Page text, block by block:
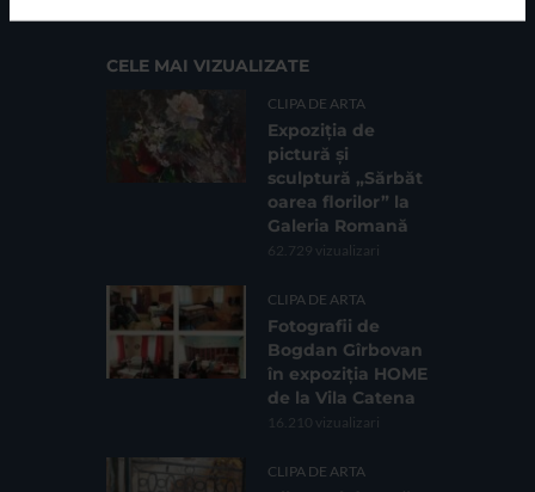
CELE MAI VIZUALIZATE
CLIPA DE ARTA
Expoziția de
pictură și
sculptură „Sărbăt
oarea florilor” la
Galeria Romană
62.729 vizualizari
CLIPA DE ARTA
Fotografii de
Bogdan Gîrbovan
în expoziția HOME
de la Vila Catena
16.210 vizualizari
CLIPA DE ARTA